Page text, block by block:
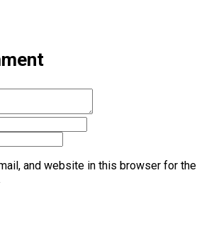
and website in this browser for the